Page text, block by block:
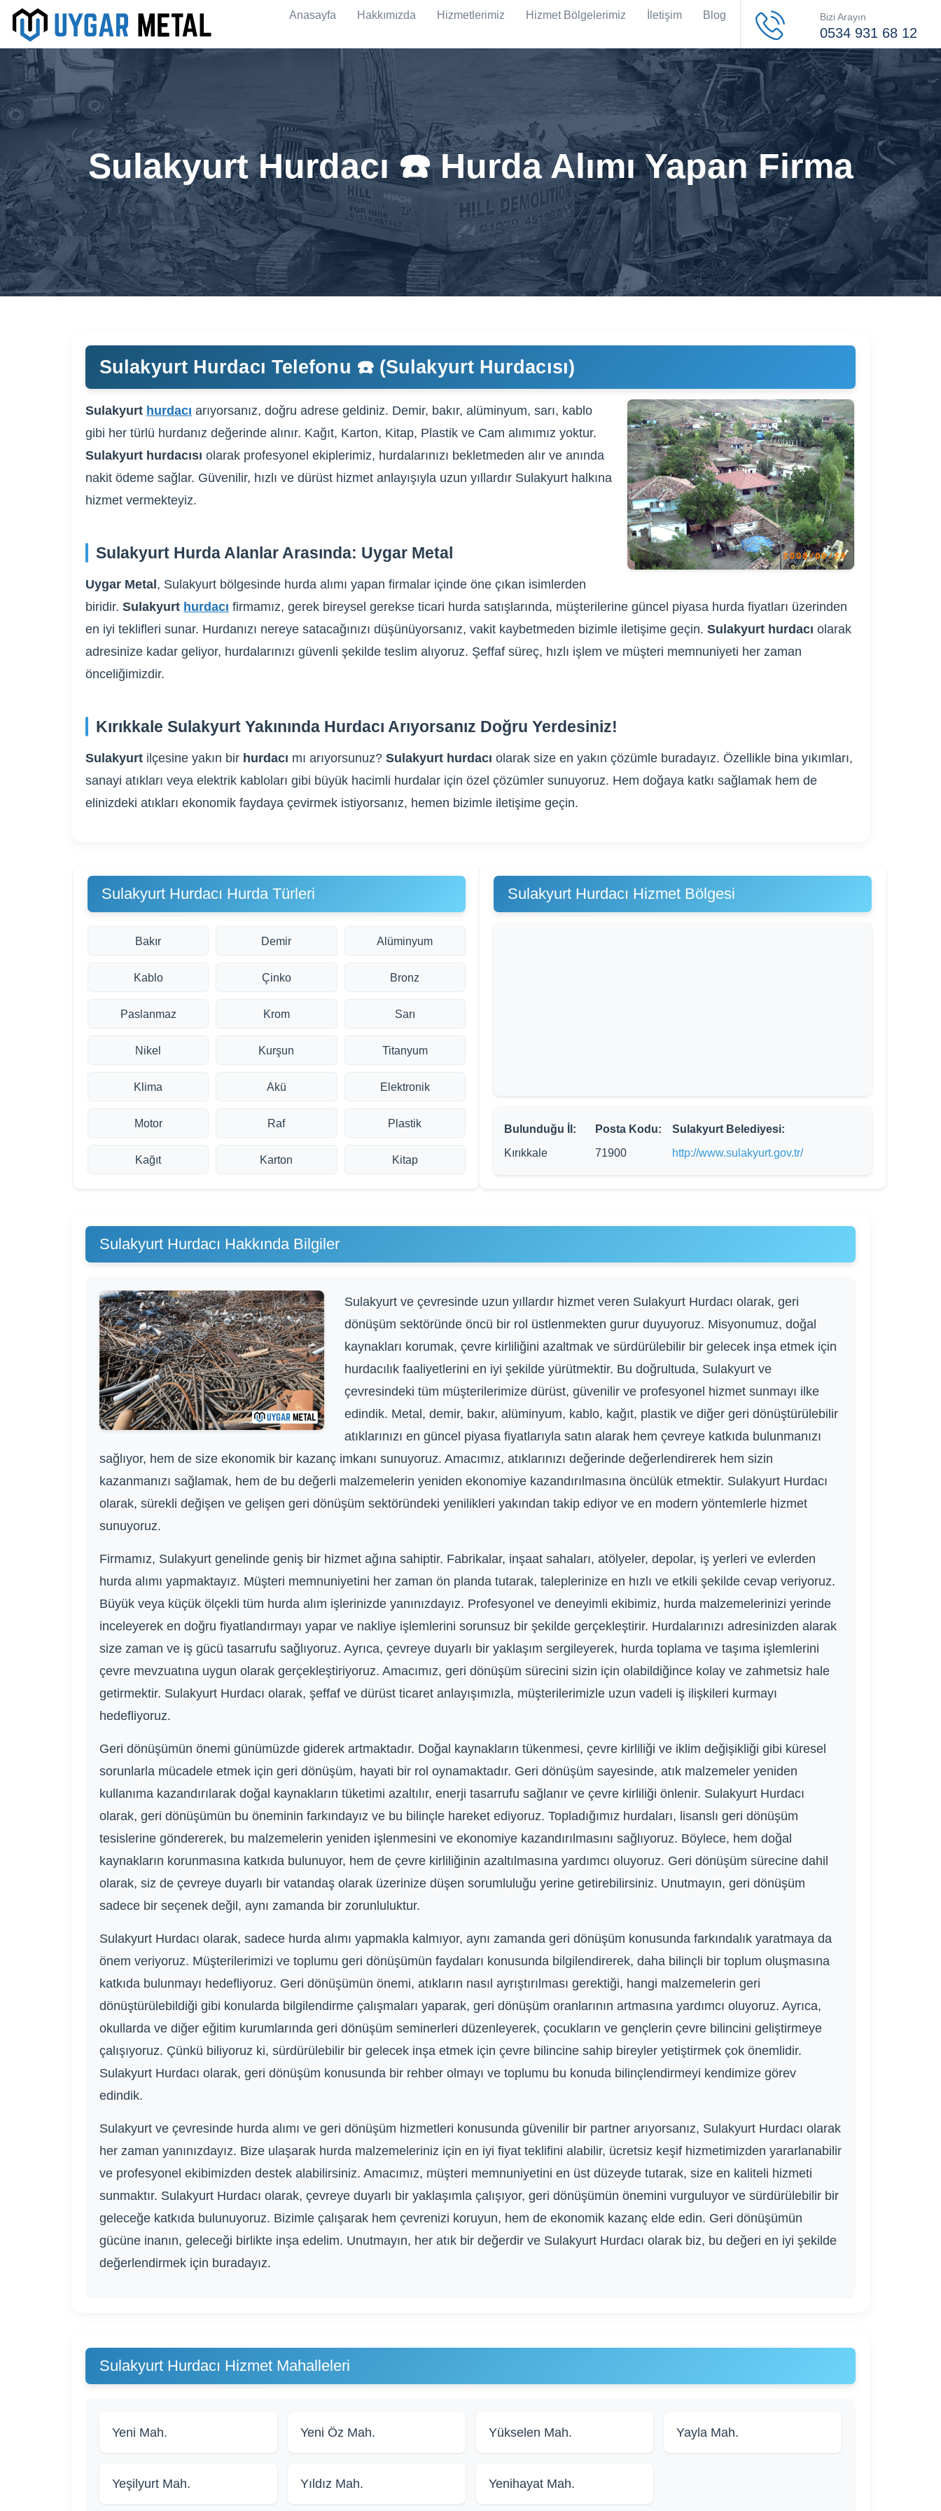
Anasayfa Hakkımızda Hizmetlerimiz Hizmet Bölgelerimiz İletişim Blog Bizi Arayın
0534 931 68 12
Sulakyurt Hurdacı ☎️ Hurda Alımı Yapan Firma
Sulakyurt Hurdacı Telefonu ☎️ (Sulakyurt Hurdacısı)
Sulakyurt hurdacı arıyorsanız, doğru adrese geldiniz. Demir, bakır, alüminyum, sarı, kablo
gibi her türlü hurdanız değerinde alınır. Kağıt, Karton, Kitap, Plastik ve Cam alımımız yoktur.
Sulakyurt hurdacısı olarak profesyonel ekiplerimiz, hurdalarınızı bekletmeden alır ve anında
nakit ödeme sağlar. Güvenilir, hızlı ve dürüst hizmet anlayışıyla uzun yıllardır Sulakyurt halkına
hizmet vermekteyiz.
Sulakyurt Hurda Alanlar Arasında: Uygar Metal
Uygar Metal , Sulakyurt bölgesinde hurda alımı yapan firmalar içinde öne çıkan isimlerden
biridir. Sulakyurt hurdacı firmamız, gerek bireysel gerekse ticari hurda satışlarında, müşterilerine güncel piyasa hurda fiyatları üzerinden
en iyi teklifleri sunar. Hurdanızı nereye satacağınızı düşünüyorsanız, vakit kaybetmeden bizimle iletişime geçin. Sulakyurt hurdacı olarak
adresinize kadar geliyor, hurdalarınızı güvenli şekilde teslim alıyoruz. Şeffaf süreç, hızlı işlem ve müşteri memnuniyeti her zaman
önceliğimizdir.
Kırıkkale Sulakyurt Yakınında Hurdacı Arıyorsanız Doğru Yerdesiniz!
Sulakyurt ilçesine yakın bir hurdacı mı arıyorsunuz? Sulakyurt hurdacı olarak size en yakın çözümle buradayız. Özellikle bina yıkımları,
sanayi atıkları veya elektrik kabloları gibi büyük hacimli hurdalar için özel çözümler sunuyoruz. Hem doğaya katkı sağlamak hem de
elinizdeki atıkları ekonomik faydaya çevirmek istiyorsanız, hemen bizimle iletişime geçin.
Sulakyurt Hurdacı Hurda Türleri
Bakır Demir Alüminyum
Kablo Çinko Bronz
Paslanmaz Krom Sarı
Nikel Kurşun Titanyum
Klima Akü Elektronik
Motor Raf Plastik
Kağıt Karton Kitap
Sulakyurt Hurdacı Hizmet Bölgesi
Bulunduğu İl:
Kırıkkale
Posta Kodu:
71900
Sulakyurt Belediyesi:
http://www.sulakyurt.gov.tr/
Sulakyurt Hurdacı Hakkında Bilgiler
Sulakyurt ve çevresinde uzun yıllardır hizmet veren Sulakyurt Hurdacı olarak, geri
dönüşüm sektöründe öncü bir rol üstlenmekten gurur duyuyoruz. Misyonumuz, doğal
kaynakları korumak, çevre kirliliğini azaltmak ve sürdürülebilir bir gelecek inşa etmek için
hurdacılık faaliyetlerini en iyi şekilde yürütmektir. Bu doğrultuda, Sulakyurt ve
çevresindeki tüm müşterilerimize dürüst, güvenilir ve profesyonel hizmet sunmayı ilke
edindik. Metal, demir, bakır, alüminyum, kablo, kağıt, plastik ve diğer geri dönüştürülebilir
atıklarınızı en güncel piyasa fiyatlarıyla satın alarak hem çevreye katkıda bulunmanızı
sağlıyor, hem de size ekonomik bir kazanç imkanı sunuyoruz. Amacımız, atıklarınızı değerinde değerlendirerek hem sizin
kazanmanızı sağlamak, hem de bu değerli malzemelerin yeniden ekonomiye kazandırılmasına öncülük etmektir. Sulakyurt Hurdacı
olarak, sürekli değişen ve gelişen geri dönüşüm sektöründeki yenilikleri yakından takip ediyor ve en modern yöntemlerle hizmet
sunuyoruz.
Firmamız, Sulakyurt genelinde geniş bir hizmet ağına sahiptir. Fabrikalar, inşaat sahaları, atölyeler, depolar, iş yerleri ve evlerden
hurda alımı yapmaktayız. Müşteri memnuniyetini her zaman ön planda tutarak, taleplerinize en hızlı ve etkili şekilde cevap veriyoruz.
Büyük veya küçük ölçekli tüm hurda alım işlerinizde yanınızdayız. Profesyonel ve deneyimli ekibimiz, hurda malzemelerinizi yerinde
inceleyerek en doğru fiyatlandırmayı yapar ve nakliye işlemlerini sorunsuz bir şekilde gerçekleştirir. Hurdalarınızı adresinizden alarak
size zaman ve iş gücü tasarrufu sağlıyoruz. Ayrıca, çevreye duyarlı bir yaklaşım sergileyerek, hurda toplama ve taşıma işlemlerini
çevre mevzuatına uygun olarak gerçekleştiriyoruz. Amacımız, geri dönüşüm sürecini sizin için olabildiğince kolay ve zahmetsiz hale
getirmektir. Sulakyurt Hurdacı olarak, şeffaf ve dürüst ticaret anlayışımızla, müşterilerimizle uzun vadeli iş ilişkileri kurmayı
hedefliyoruz.
Geri dönüşümün önemi günümüzde giderek artmaktadır. Doğal kaynakların tükenmesi, çevre kirliliği ve iklim değişikliği gibi küresel
sorunlarla mücadele etmek için geri dönüşüm, hayati bir rol oynamaktadır. Geri dönüşüm sayesinde, atık malzemeler yeniden
kullanıma kazandırılarak doğal kaynakların tüketimi azaltılır, enerji tasarrufu sağlanır ve çevre kirliliği önlenir. Sulakyurt Hurdacı
olarak, geri dönüşümün bu öneminin farkındayız ve bu bilinçle hareket ediyoruz. Topladığımız hurdaları, lisanslı geri dönüşüm
tesislerine göndererek, bu malzemelerin yeniden işlenmesini ve ekonomiye kazandırılmasını sağlıyoruz. Böylece, hem doğal
kaynakların korunmasına katkıda bulunuyor, hem de çevre kirliliğinin azaltılmasına yardımcı oluyoruz. Geri dönüşüm sürecine dahil
olarak, siz de çevreye duyarlı bir vatandaş olarak üzerinize düşen sorumluluğu yerine getirebilirsiniz. Unutmayın, geri dönüşüm
sadece bir seçenek değil, aynı zamanda bir zorunluluktur.
Sulakyurt Hurdacı olarak, sadece hurda alımı yapmakla kalmıyor, aynı zamanda geri dönüşüm konusunda farkındalık yaratmaya da
önem veriyoruz. Müşterilerimizi ve toplumu geri dönüşümün faydaları konusunda bilgilendirerek, daha bilinçli bir toplum oluşmasına
katkıda bulunmayı hedefliyoruz. Geri dönüşümün önemi, atıkların nasıl ayrıştırılması gerektiği, hangi malzemelerin geri
dönüştürülebildiği gibi konularda bilgilendirme çalışmaları yaparak, geri dönüşüm oranlarının artmasına yardımcı oluyoruz. Ayrıca,
okullarda ve diğer eğitim kurumlarında geri dönüşüm seminerleri düzenleyerek, çocukların ve gençlerin çevre bilincini geliştirmeye
çalışıyoruz. Çünkü biliyoruz ki, sürdürülebilir bir gelecek inşa etmek için çevre bilincine sahip bireyler yetiştirmek çok önemlidir.
Sulakyurt Hurdacı olarak, geri dönüşüm konusunda bir rehber olmayı ve toplumu bu konuda bilinçlendirmeyi kendimize görev
edindik.
Sulakyurt ve çevresinde hurda alımı ve geri dönüşüm hizmetleri konusunda güvenilir bir partner arıyorsanız, Sulakyurt Hurdacı olarak
her zaman yanınızdayız. Bize ulaşarak hurda malzemeleriniz için en iyi fiyat teklifini alabilir, ücretsiz keşif hizmetimizden yararlanabilir
ve profesyonel ekibimizden destek alabilirsiniz. Amacımız, müşteri memnuniyetini en üst düzeyde tutarak, size en kaliteli hizmeti
sunmaktır. Sulakyurt Hurdacı olarak, çevreye duyarlı bir yaklaşımla çalışıyor, geri dönüşümün önemini vurguluyor ve sürdürülebilir bir
geleceğe katkıda bulunuyoruz. Bizimle çalışarak hem çevrenizi koruyun, hem de ekonomik kazanç elde edin. Geri dönüşümün
gücüne inanın, geleceği birlikte inşa edelim. Unutmayın, her atık bir değerdir ve Sulakyurt Hurdacı olarak biz, bu değeri en iyi şekilde
değerlendirmek için buradayız.
Sulakyurt Hurdacı Hizmet Mahalleleri
Yeni Mah. Yeni Öz Mah. Yükselen Mah. Yayla Mah.
Yeşilyurt Mah. Yıldız Mah. Yenihayat Mah.